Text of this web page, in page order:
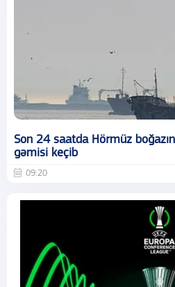
Son 24 saatda Hörmüz
gəmisi keçib
09:20